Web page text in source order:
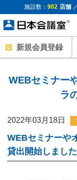
施設数： 902 店舗
新規会員登録
WEBセミナー
ラ
2022年03月18日
WEBセミナーや
貸出開始しました